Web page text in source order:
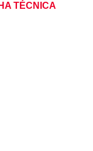
TÉCNICA